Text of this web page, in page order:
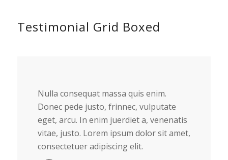
Testimonial Grid Boxed
Nulla consequat massa quis enim.
Donec pede justo, frinnec, vulputate
eget, arcu. In enim juerdiet a, venenatis
vitae, justo. Lorem ipsum dolor sit amet,
consectetuer adipiscing elit.